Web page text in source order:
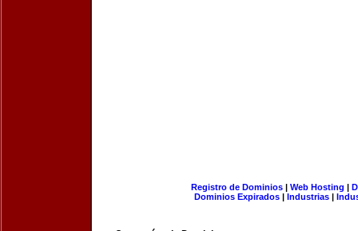
Registro de Dominios| Web Hosting |
Dominios Expirados | Industrias |